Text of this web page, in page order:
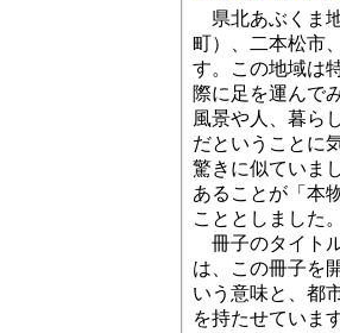
県北あぶくま
町）、二本松市
す。この地域は
際に足を運んで
風景や人、暮ら
だということに
驚きに似ていま
あることが「本
こととしました
冊子のタイト
は、この冊子を
いう意味と、都
を持たせていま